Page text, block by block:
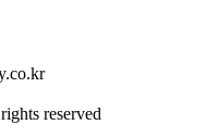
reserved